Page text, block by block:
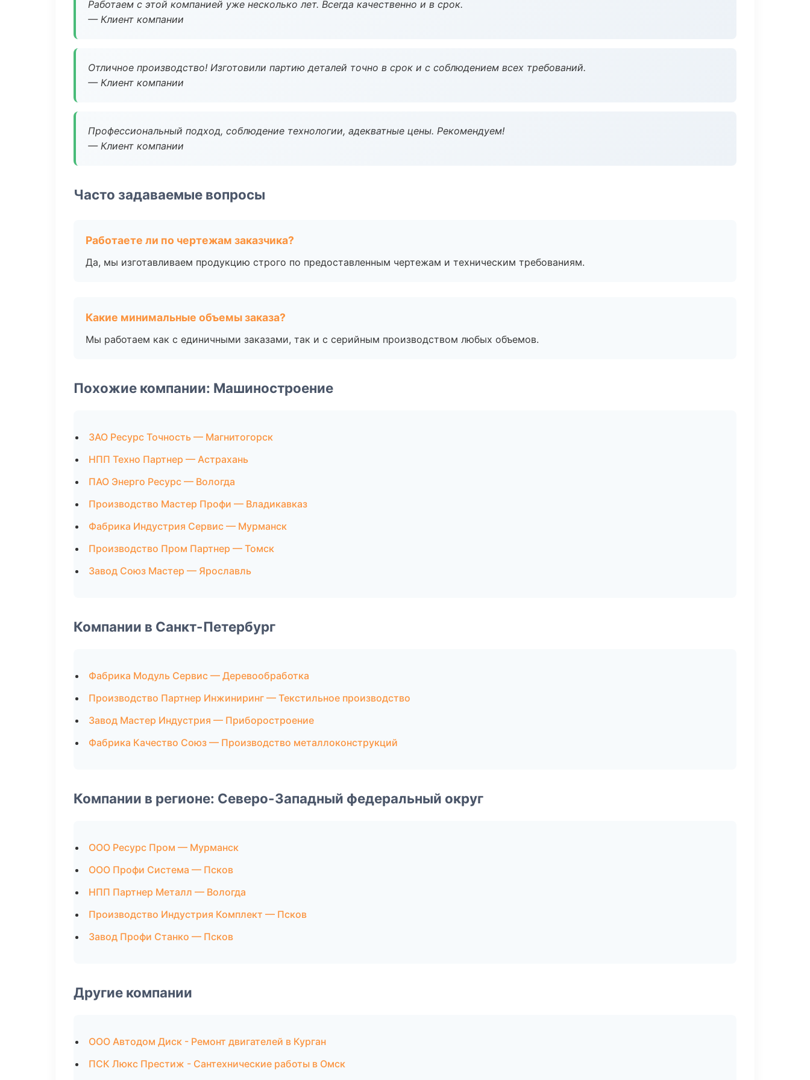
Работаем с этой компанией уже несколько лет. Всегда качественно и в срок.
— Клиент компании
Отличное производство! Изготовили партию деталей точно в срок и с соблюдением всех требований.
— Клиент компании
Профессиональный подход, соблюдение технологии, адекватные цены. Рекомендуем!
— Клиент компании
Часто задаваемые вопросы
Работаете ли по чертежам заказчика?
Да, мы изготавливаем продукцию строго по предоставленным чертежам и техническим требованиям.
Какие минимальные объемы заказа?
Мы работаем как с единичными заказами, так и с серийным производством любых объемов.
Похожие компании: Машиностроение
ЗАО Ресурс Точность — Магнитогорск
НПП Техно Партнер — Астрахань
ПАО Энерго Ресурс — Вологда
Производство Мастер Профи — Владикавказ
Фабрика Индустрия Сервис — Мурманск
Производство Пром Партнер — Томск
Завод Союз Мастер — Ярославль
Компании в Санкт-Петербург
Фабрика Модуль Сервис — Деревообработка
Производство Партнер Инжиниринг — Текстильное производство
Завод Мастер Индустрия — Приборостроение
Фабрика Качество Союз — Производство металлоконструкций
Компании в регионе: Северо-Западный федеральный округ
ООО Ресурс Пром — Мурманск
ООО Профи Система — Псков
НПП Партнер Металл — Вологда
Производство Индустрия Комплект — Псков
Завод Профи Станко — Псков
Другие компании
ООО Автодом Диск - Ремонт двигателей в Курган
ПСК Люкс Престиж - Сантехнические работы в Омск